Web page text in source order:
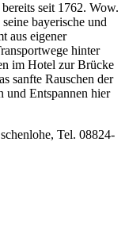
seit 1762. Wow.
bayerische und
aus eigener
hinter
im Hotel zur Brücke
sanfte Rauschen der
und Entspannen hier
Tel. 08824-